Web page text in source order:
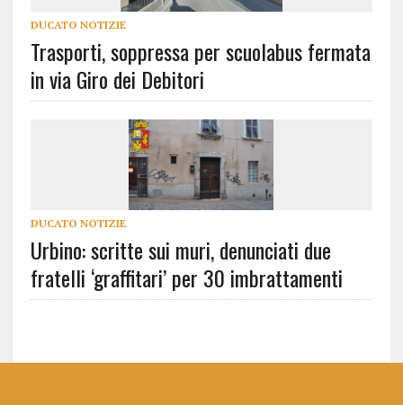
DUCATO NOTIZIE
Trasporti, soppressa per scuolabus fermata
in via Giro dei Debitori
DUCATO NOTIZIE
Urbino: scritte sui muri, denunciati due
fratelli ‘graffitari’ per 30 imbrattamenti